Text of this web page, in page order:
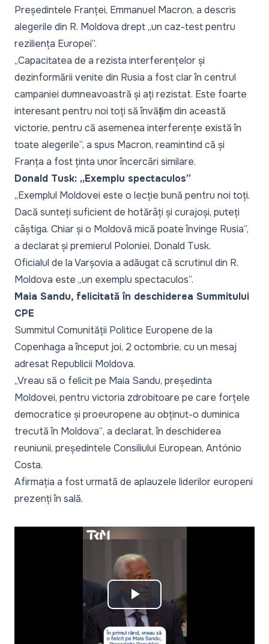
Președintele Franței, Emmanuel Macron, a descris
alegerile din R. Moldova drept„un caz-test pentru
reziliența Europei”.
„Capacitatea de a rezista interferențelor și
dezinformării venite din Rusia a fost clar în centrul
campaniei dumneavoastră și ați rezistat. Este foarte
interesant pentru noi toți să învățăm din această
victorie, pentru că asemenea interferențe există în
toate alegerile”, a spus Macron, reamintind că și
Franța a fost ținta unor încercări similare.
Donald Tusk: „Exemplu spectaculos”
„Exemplul Moldovei este o lecție bună pentru noi toți.
Dacă sunteți suficient de hotărâți și curajoși, puteți
câștiga. Chiar și o Moldovă mică poate învinge Rusia”,
a declarat și premierul Poloniei, Donald Tusk.
Oficialul de la Varșovia a adăugat că scrutinul din R.
Moldova este „un exemplu spectaculos”.
Maia Sandu, felicitată în deschiderea Summitului
CPE
Summitul Comunității Politice Europene de la
Copenhaga a început joi, 2 octombrie, cu un mesaj
adresat Republicii Moldova.
„Vreau să o felicit pe Maia Sandu, președinta
Moldovei, pentru victoria zdrobitoare pe care forțele
democratice și proeuropene au obținut-o duminica
trecută în Moldova”, a declarat, în deschiderea
reuniunii, președintele Consiliului European, António
Costa.
Afirmația a fost urmată de aplauzele liderilor europeni
prezenți în sală.
Play
Video